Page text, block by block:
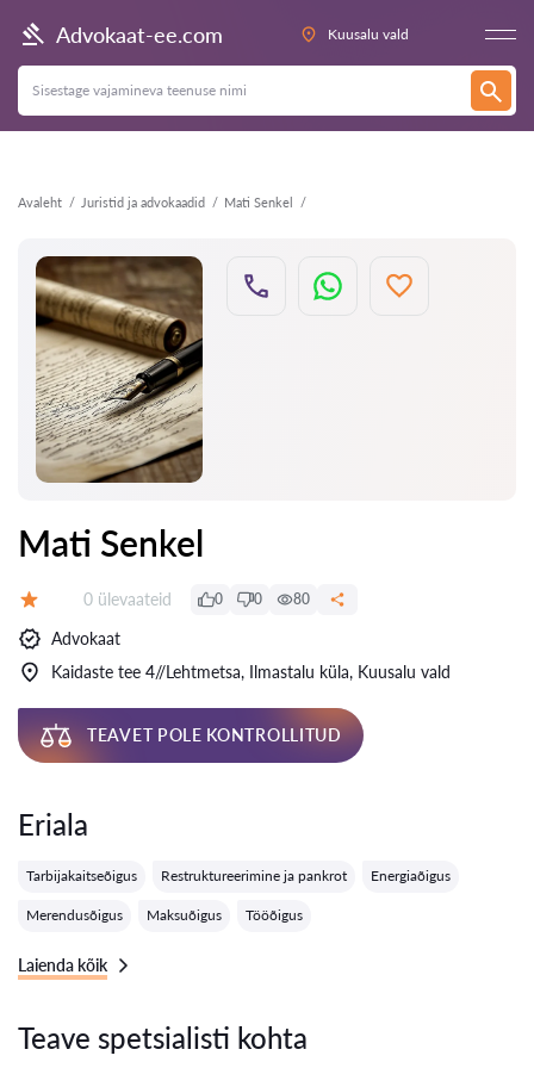
Advokaat-ee.com Kuusalu vald
Avaleht Juristid ja advokaadid Mati Senkel
Tagasi
Mati Senkel
Ülevaateid:
0 ülevaateid 0 0 80
Advokaat
Kaidaste tee 4//Lehtmetsa, Ilmastalu küla, Kuusalu vald
TEAVET POLE KONTROLLITUD
Eriala
Tarbijakaitseõigus Restruktureerimine ja pankrot Energiaõigus
Merendusõigus Maksuõigus Tööõigus
Laienda kõik
Teave spetsialisti kohta